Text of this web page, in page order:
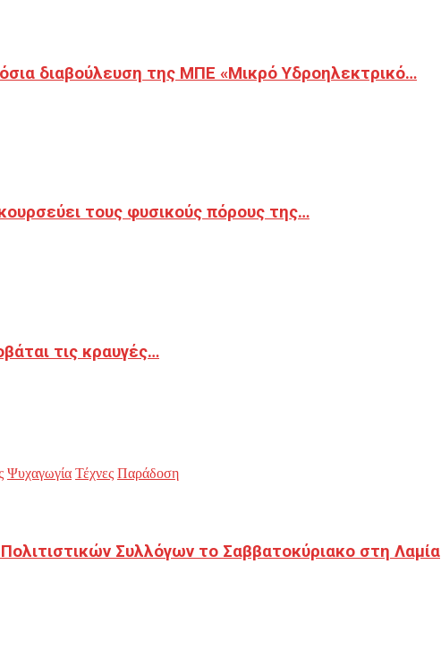
διαβούλευση της ΜΠΕ «Μικρό Υδροηλεκτρικό…
τους φυσικούς πόρους της…
τις κραυγές…
Ψυχαγωγία Τέχνες Παράδοση
Συλλόγων το Σαββατοκύριακο στη Λαμία